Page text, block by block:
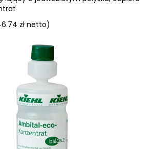
zł netto)
produkt
ma
wiele
wariantów.
Opcje
można
wybrać
na